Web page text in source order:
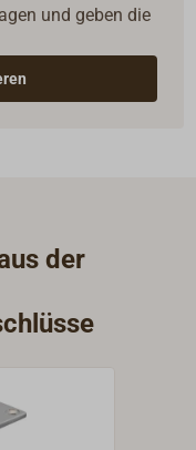
und geben die
der